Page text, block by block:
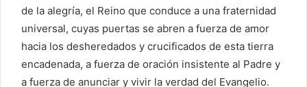
de la alegría, el Reino que conduce a una fraternidad
universal, cuyas puertas se abren a fuerza de amor
hacia los desheredados y crucificados de esta tierra
encadenada, a fuerza de oración insistente al Padre y
a fuerza de anunciar y vivir la verdad del Evangelio.